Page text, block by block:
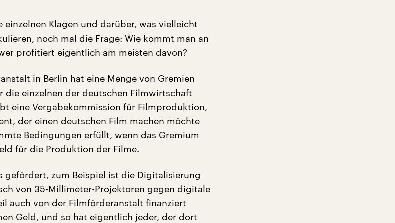
einzelnen Klagen und darüber, was vielleicht
noch mal die Frage: Wie kommt man an
profitiert eigentlich am meisten davon?
in Berlin hat eine Menge von Gremien
die einzelnen der deutschen Filmwirtschaft
eine Vergabekommission für Filmproduktion,
der einen deutschen Film machen möchte
Bedingungen erfüllt, wenn das Gremium
für die Produktion der Filme.
gefördert, zum Beispiel ist die Digitalisierung
von 35-Millimeter-Projektoren gegen digitale
auch von der Filmförderanstalt finanziert
Geld, und so hat eigentlich jeder, der dort